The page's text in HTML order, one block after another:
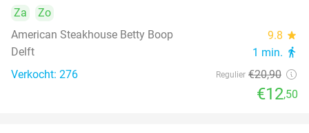
Za
Zo
American Steakhouse Betty Boop
9.8 star
Delft 1 min. directions_walk
Verkocht: 276 Regulier €20,90
€12,50